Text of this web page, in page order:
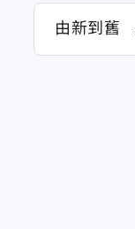
由新到舊